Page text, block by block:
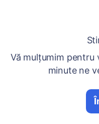
Vă mulțumim pentru
minute ne